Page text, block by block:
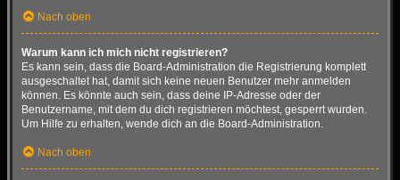
Nach oben
Warum kann ich mich nicht registrieren?
Es kann sein, dass die Board-Administration die Registrierung komplett
ausgeschaltet hat, damit sich keine neuen Benutzer mehr anmelden
können. Es könnte auch sein, dass deine IP-Adresse oder der
Benutzername, mit dem du dich registrieren möchtest, gesperrt wurden.
Um Hilfe zu erhalten, wende dich an die Board-Administration.
Nach oben